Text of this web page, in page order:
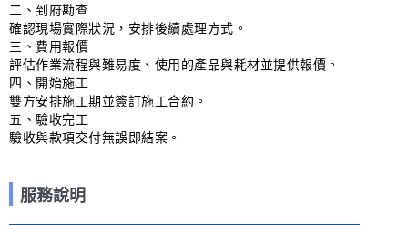
二、到府勘查
確認現場實際狀況，安排後續處理方式。
三、費用報價
評估作業流程與難易度、使用的產品與耗材並提供報價。
四、開始施工
雙方安排施工期並簽訂施工合約。
五、驗收完工
驗收與款項交付無誤即結案。
服務說明